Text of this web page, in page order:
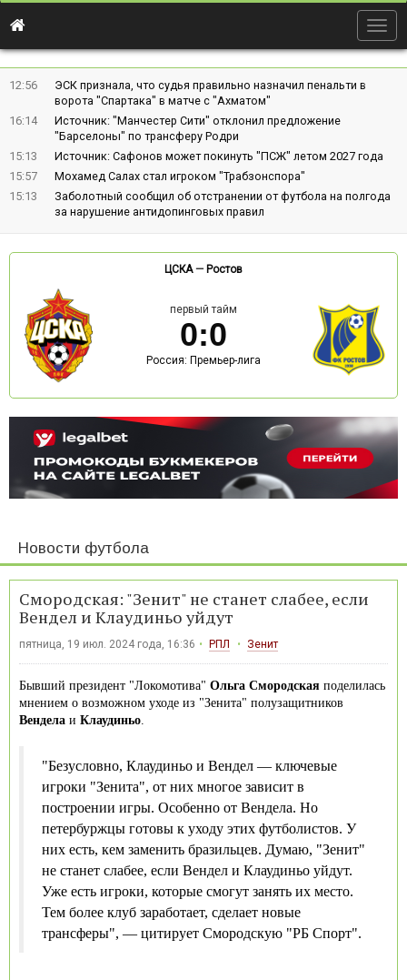
12:56
ЭСК признала, что судья правильно назначил пенальти в
ворота "Спартака" в матче с "Ахматом"
16:14
Источник: "Манчестер Сити" отклонил предложение
"Барселоны" по трансферу Родри
15:13
Источник: Сафонов может покинуть "ПСЖ" летом 2027 года
15:57
Мохамед Салах стал игроком "Трабзонспора"
15:13
Заболотный сообщил об отстранении от футбола на полгода
за нарушение антидопинговых правил
ЦСКА— Ростов
первый тайм
0:0
Россия: Премьер-лига
Новости футбола
Смородская: "Зенит" не станет слабее, если
Вендел и Клаудиньо уйдут
пятница, 19 июл. 2024 года, 16:36 РПЛ Зенит
Бывший президент "Локомотива" Ольга Смородская поделилась
мнением о возможном уходе из "Зенита" полузащитников
Вендела и Клаудиньо
"Безусловно, Клаудиньо и Вендел — ключевые
игроки "Зенита", от них многое зависит в
построении игры. Особенно от Вендела. Но
петербуржцы готовы к уходу этих футболистов. У
них есть, кем заменить бразильцев. Думаю, "Зенит"
не станет слабее, если Вендел и Клаудиньо уйдут.
Уже есть игроки, которые смогут занять их место.
Тем более клуб заработает, сделает новые
трансферы", — цитирует Смородскую "РБ Спорт".